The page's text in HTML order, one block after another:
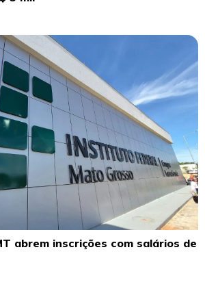
abrem inscrições com salários de